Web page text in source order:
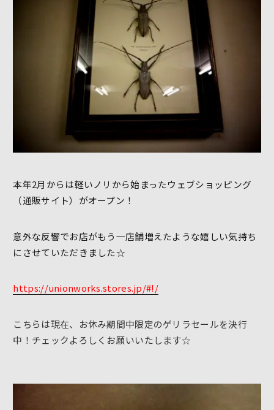
本年2月からは軽いノリから始まったウェブショッピング
（通販サイト）がオープン！
意外な反響でお店がもう一店舗増えたような嬉しい気持ち
にさせていただきました☆
https://unionworks.stores.jp/#!/
こちらは現在、お休み期間中限定のゲリラセールを決行
中！チェックよろしくお願いいたします☆